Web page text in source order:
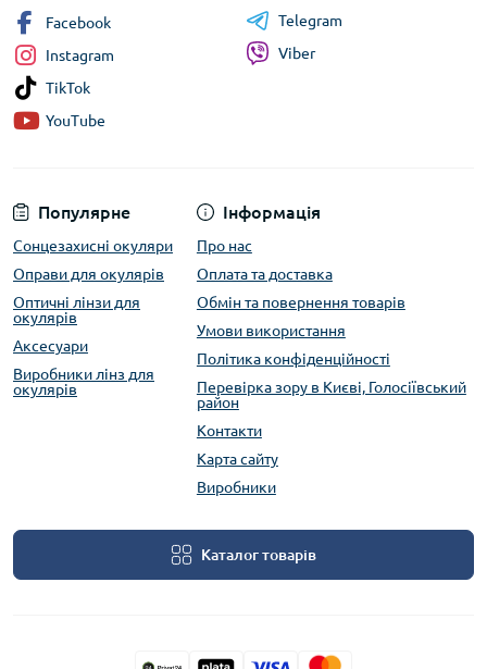
Популярне
Сонцезахисні окуляри
Оправи для окулярів
Оптичні лінзи для
окулярів
Аксесуари
Виробники лінз для
окулярів
Інформація
Про нас
Оплата та доставка
Обмін та повернення товарів
Умови використання
Політика конфіденційності
Перевірка зору в Києві, Голосіївський
район
Контакти
Карта сайту
Виробники
Каталог товарів
Facebook
Instagram
TikTok
YouTube
Telegram
Viber